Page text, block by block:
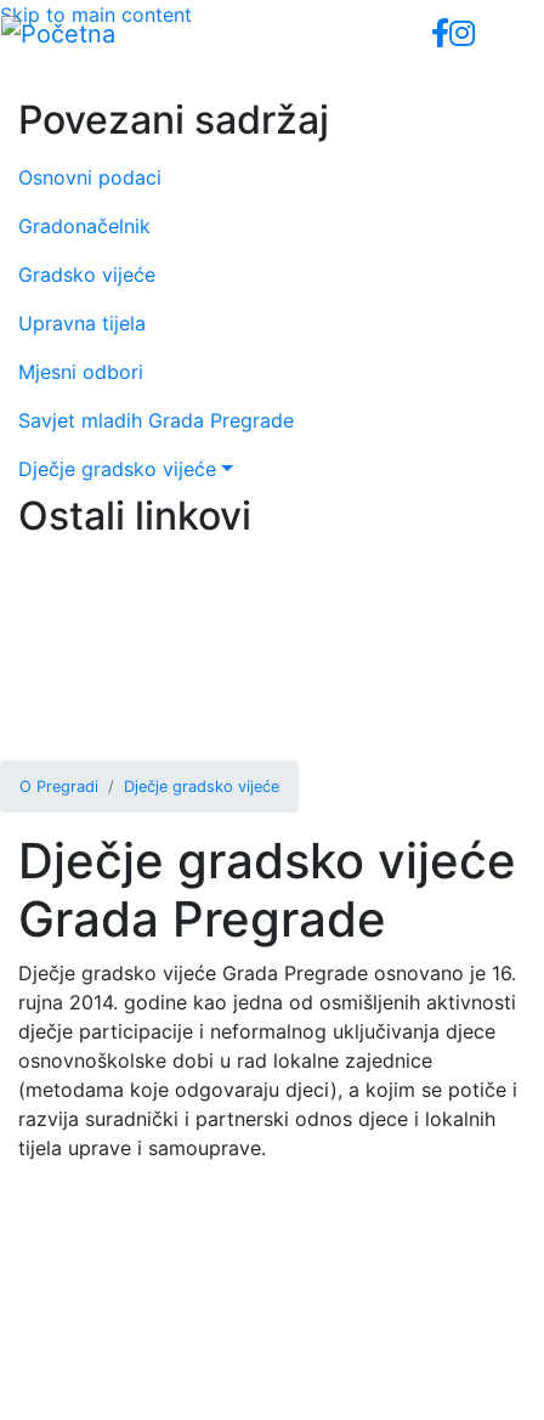
Skip to main content
O Pregradi Dječje gradsko vijeće
Dječje gradsko vijeće
Grada Pregrade
Dječje gradsko vijeće Grada Pregrade osnovano je 16.
rujna 2014. godine kao jedna od osmišljenih aktivnosti
dječje participacije i neformalnog uključivanja djece
osnovnoškolske dobi u rad lokalne zajednice
(metodama koje odgovaraju djeci), a kojim se potiče i
razvija suradnički i partnerski odnos djece i lokalnih
tijela uprave i samouprave.
Povezani sadržaj
Osnovni podaci
Gradonačelnik
Gradsko vijeće
Upravna tijela
Mjesni odbori
Savjet mladih Grada Pregrade
Dječje gradsko vijeće
Ostali linkovi